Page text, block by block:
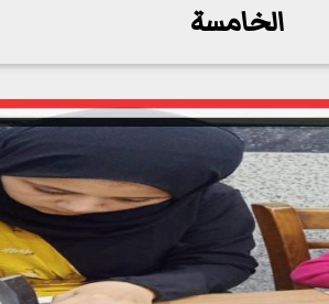
الخامسة